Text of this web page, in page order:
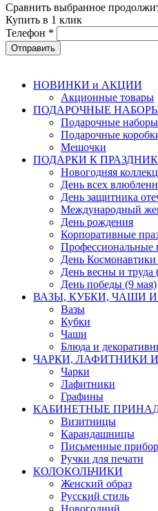
Сравнить выбранное
Купить в 1 клик
Телефон *
НОВИНКИ и АКЦИИ
Акционные товары
ПОДАРОЧНЫЕ
Подарочные наборы
Подарочные
Мешочки
ПОДАРКИ К
Новогодняя
День всех
День защитника
Международный
День рождения
Корпоративные
Профессиональные
День Космонавтики
День весны и труда
День победы (9 мая)
ВАЗЫ, КУБКИ, ЧАШИ
Вазы
Кубки
Чаши
Блюда и
ЧАРКИ, ЛАФИТНИКИ
Чарки
Лафитники
Графины
КАБИНЕТНЫЕ
Визитницы
Карандашницы
Письменные
Ручки для печати
КОЛОКОЛЬЧИКИ
Женский образ
Русский стиль
Новогодний